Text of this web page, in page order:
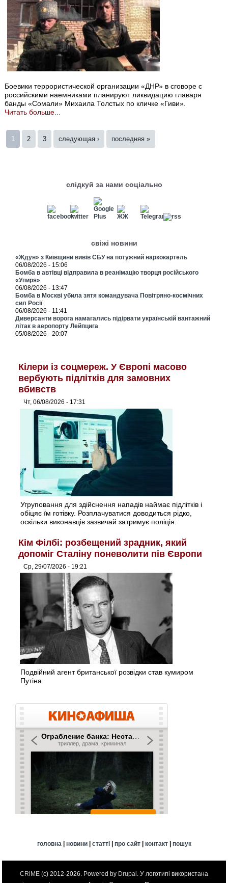
Боевики террористической организации «ДНР» в сговоре с
российскими наемниками планируют ликвидацию главаря
банды «Сомали» Михаила Толстых по кличке «Гиви».
Читать больше...
Страницы
1 2 3 следующая › последняя »
слідкуй за нами соціально
свіжі новини
«Ждун» з Київщини вивів СБУ на потужний наркокартель
06/08/2026 - 15:06
Бомба в автівці відправила в реанімацію творця російського
«Упиря»
06/08/2026 - 13:47
Бомба в Москві убила зятя командувача Повітряно-космічних
сил Росії
06/08/2026 - 11:41
Диверсанти ворога намагались підірвати українській вантажний
літак в аеропорту Лейпцига
05/08/2026 - 20:07
Кілери із соцмереж. У Європі масово
вербують підлітків для замовних
вбивств
Чт, 06/08/2026 - 17:31
Угруповання для здійснення нападів наймає підлітків і
обіцяє їм готівку. Розплачуватися доводиться рідко,
оскільки виконавців зазвичай затримує поліція.
Кім Філбі: розбещений зрадник, який
допоміг Сталіну поневолити пів Європи
Ср, 29/07/2026 - 19:21
Подвійний агент британської розвідки став кумиром
Путіна.
головна | новини| статті| про сайт| контакт| пошук
CRiME (c) 2012-2026. Powered by Drupal . У логотипі використана